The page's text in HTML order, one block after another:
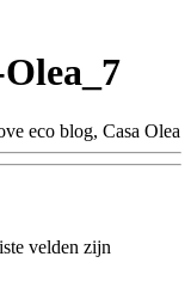
velden zijn